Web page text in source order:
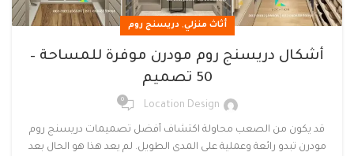
أثاث منزلي, دريسنج روم
أشكال دريسنج روم مودرن موفرة للمساحة –
50 تصميم
Location Design
0
قد يكون من الصعب محاولة اكتشاف أفضل تصميمات دريسنج روم
مودرن تبدو رائعة وعملية على المدى الطويل. لم يعد هذا هو الحال بعد